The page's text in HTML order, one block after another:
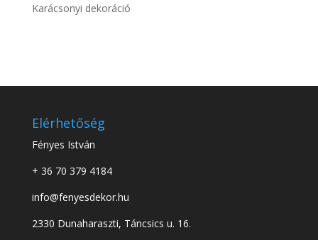
Karácsonyi dekoráció
Elérhetőség
Fényes István
+ 36 70 379 4184
info@fenyesdekor.hu
2330 Dunaharaszti, Táncsics u. 16.